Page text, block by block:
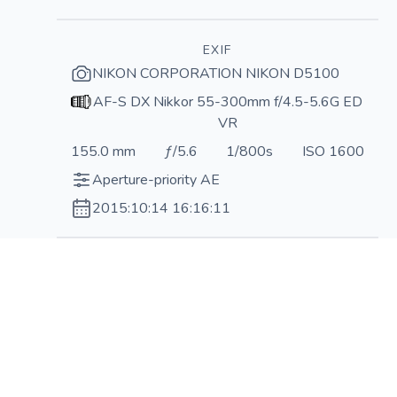
EXIF
NIKON CORPORATION NIKON D5100
AF-S DX Nikkor 55-300mm f/4.5-5.6G ED
VR
155.0 mm
ƒ/5.6 1/800s
ISO 1600
Aperture-priority AE
2015:10:14 16:16:11